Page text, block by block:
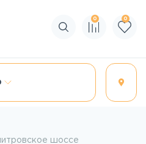
Поиск по сайту
0 0
шоссе